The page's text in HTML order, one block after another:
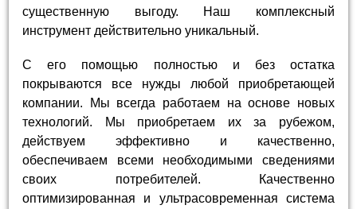
существенную выгоду. Наш комплексный
инструмент действительно уникальный.
С его помощью полностью и без остатка
покрываются все нужды любой приобретающей
компании. Мы всегда работаем на основе новых
технологий. Мы приобретаем их за рубежом,
действуем эффективно и качественно,
обеспечиваем всеми необходимыми сведениями
своих потребителей. Качественно
оптимизированная и ультрасовременная система